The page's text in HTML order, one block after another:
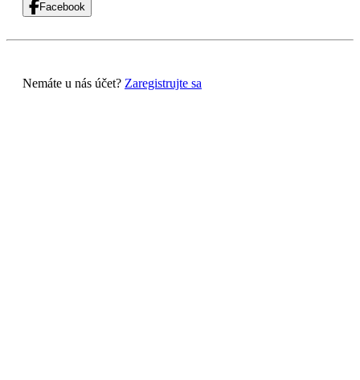
Facebook
Nemáte u nás účet? Zaregistrujte sa